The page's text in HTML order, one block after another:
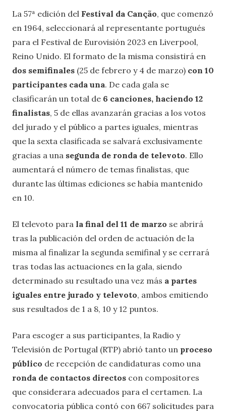
La 57ª edición del Festival da Canção, que comenzó
en 1964, seleccionará al representante portugués
para el Festival de Eurovisión 2023 en Liverpool,
Reino Unido. El formato de la misma consistirá en
dos semifinales (25 de febrero y 4 de marzo) con 10
participantes cada una. De cada gala se
clasificarán un total de 6 canciones, haciendo 12
finalistas, 5 de ellas avanzarán gracias a los votos
del jurado y el público a partes iguales, mientras
que la sexta clasificada se salvará exclusivamente
gracias a una segunda de ronda de televoto. Ello
aumentará el número de temas finalistas, que
durante las últimas ediciones se había mantenido
en 10.
El televoto para la final del 11 de marzo se abrirá
tras la publicación del orden de actuación de la
misma al finalizar la segunda semifinal y se cerrará
tras todas las actuaciones en la gala, siendo
determinado su resultado una vez más a partes
iguales entre jurado y televoto, ambos emitiendo
sus resultados de 1 a 8, 10 y 12 puntos.
Para escoger a sus participantes, la Radio y
Televisión de Portugal (RTP) abrió tanto un proceso
público de recepción de candidaturas como una
ronda de contactos directos con compositores
que considerara adecuados para el certamen. La
convocatoria pública contó con 667 solicitudes para